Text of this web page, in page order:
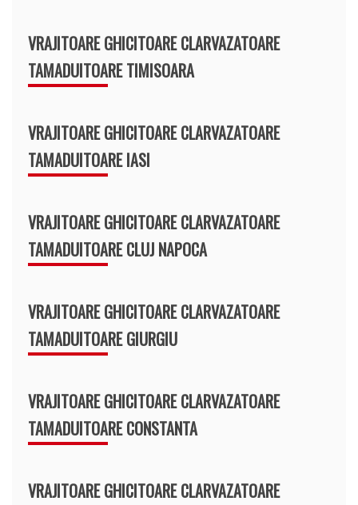
VRAJITOARE GHICITOARE CLARVAZATOARE
TAMADUITOARE TIMISOARA
VRAJITOARE GHICITOARE CLARVAZATOARE
TAMADUITOARE IASI
VRAJITOARE GHICITOARE CLARVAZATOARE
TAMADUITOARE CLUJ NAPOCA
VRAJITOARE GHICITOARE CLARVAZATOARE
TAMADUITOARE GIURGIU
VRAJITOARE GHICITOARE CLARVAZATOARE
TAMADUITOARE CONSTANTA
VRAJITOARE GHICITOARE CLARVAZATOARE